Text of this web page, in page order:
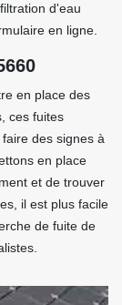
d'eau
en ligne.
en place des
ces fuites
des signes à
en place
et de trouver
il est plus facile
de fuite de